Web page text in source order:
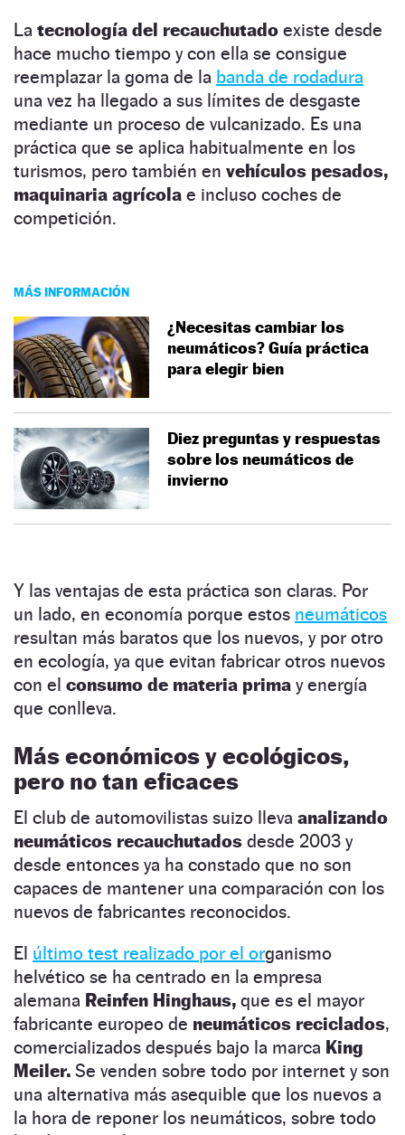
La tecnología del recauchutado existe desde
hace mucho tiempo y con ella se consigue
reemplazar la goma de la banda de rodadura
una vez ha llegado a sus límites de desgaste
mediante un proceso de vulcanizado. Es una
práctica que se aplica habitualmente en los
turismos, pero también en vehículos pesados,
maquinaria agrícola e incluso coches de
competición.
MÁS INFORMACIÓN
¿Necesitas cambiar los
neumáticos? Guía práctica
para elegir bien
Diez preguntas y respuestas
sobre los neumáticos de
invierno
Y las ventajas de esta práctica son claras. Por
un lado, en economía porque estos neumáticos
resultan más baratos que los nuevos, y por otro
en ecología, ya que evitan fabricar otros nuevos
con el consumo de materia prima y energía
que conlleva.
Más económicos y ecológicos,
pero no tan eficaces
El club de automovilistas suizo lleva analizando
neumáticos recauchutados desde 2003 y
desde entonces ya ha constado que no son
capaces de mantener una comparación con los
nuevos de fabricantes reconocidos.
El último test realizado por el organismo
helvético se ha centrado en la empresa
alemana Reinfen Hinghaus, que es el mayor
fabricante europeo de neumáticos reciclados,
comercializados después bajo la marca King
Meiler. Se venden sobre todo por internet y son
una alternativa más asequible que los nuevos a
la hora de reponer los neumáticos, sobre todo